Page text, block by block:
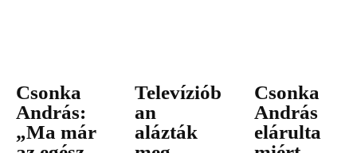
Csonka
András:
„Ma már
Televíziób
an
alázták
Csonka
András
elárulta